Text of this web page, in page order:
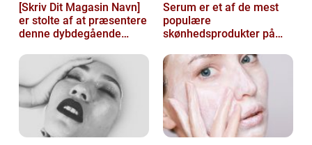
[Skriv Dit Magasin Navn]
er stolte af at præsentere
denne dybdegående
Serum er et af de mest
populære
skønhedsprodukter på
ansigt er en vigtig de...